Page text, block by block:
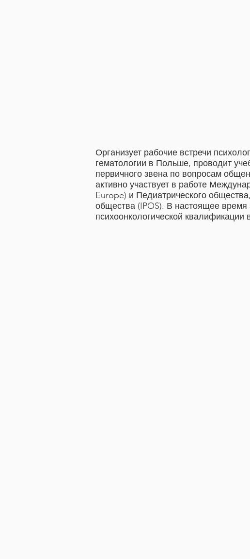
Организует рабочие встречи
гематологии в Польше, проводит
первичного звена по вопросам
активно участвует в работе
Europe) и Педиатрического
общества (IPOS). В настоящее время
психоонкологической квалификации